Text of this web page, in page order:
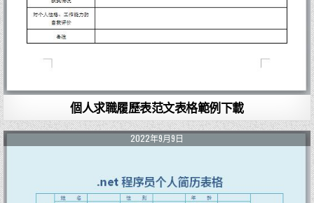
個人求職履歷表范文表格範例下載
2022年9月9日